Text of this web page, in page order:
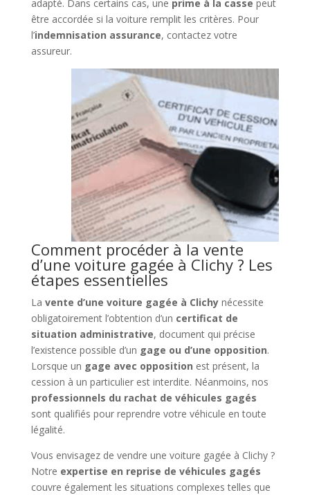
adapté. Dans certains cas, une prime à la casse peut
être accordée si la voiture remplit les critères. Pour
l’indemnisation assurance, contactez votre
assureur.
Comment procéder à la vente
d’une voiture gagée à Clichy ? Les
étapes essentielles
La vente d’une voiture gagée à Clichynécessite
obligatoirement l’obtention d’un certificat de
situation administrative, document qui précise
l’existence possible d’un gage ou d’une opposition.
Lorsque un gage avec opposition est présent, la
cession à un particulier est interdite. Néanmoins, nos
professionnels du rachat de véhicules gagés
sont qualifiés pour reprendre votre véhicule en toute
légalité.
Vous envisagez de vendre une voiture gagée à Clichy ?
Notre expertise en reprise de véhicules gagés
couvre également les situations complexes telles que